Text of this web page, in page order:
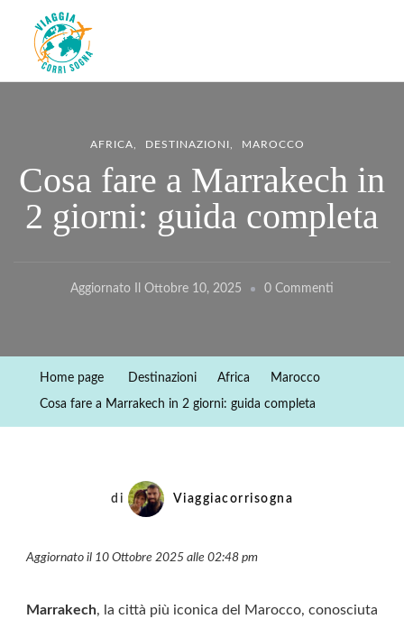
Viaggiacorrisogna – Blog di
viaggi e running
Viaggi zaino in spalla e corse in giro per il mondo
AFRICA DESTINAZIONI MAROCCO
Cosa fare a Marrakech in
2 giorni: guida completa
Aggiornato Il Ottobre 10, 2025 0 Commenti
Home page Destinazioni Africa Marocco
Cosa fare a Marrakech in 2 giorni: guida completa
di Viaggiacorrisogna
Aggiornato il 10 Ottobre 2025 alle 02:48 pm
Marrakech, la città più iconica del Marocco, conosciuta